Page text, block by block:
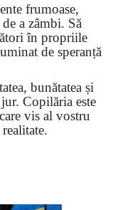
frumoase,
a zâmbi. Să
în propriile
de speranță
bunătatea și
Copilăria este
vis al vostru